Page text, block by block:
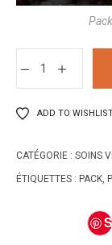
ADD TO
CATÉGORIE : SOINS
ÉTIQUETTES : PACK,
S